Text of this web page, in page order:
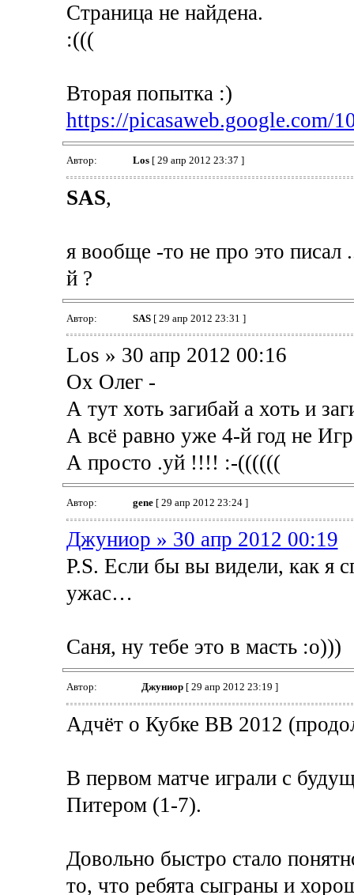
Страница не найдена.
:(((
Вторая попытка :)
https://picasaweb.google.com/
Автор: Los[ 29 апр 2012 23:37 ]
SAS,
я вообще -то не про это писал
й ?
Автор: SAS[ 29 апр 2012 23:31 ]
Los » 30 апр 2012 00:16
Ох Олег -
А тут хоть загибай а хоть и
А всё равно уже 4-й год не
А просто .уй !!!! :-((((((
Автор: gene[ 29 апр 2012 23:24 ]
Джуниор » 30 апр 2012 00:19
P.S. Если бы вы видели, как я
ужас…
Саня, ну тебе это в масть :о)))
Автор: Джуниор[ 29 апр 2012 23:19 ]
Адчёт о Кубке ВВ 2012
В первом матче играли с
Питером (1-7).
Довольно быстро стало
то, что ребята сыграны и